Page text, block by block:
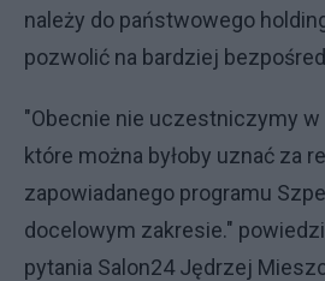
należy do państwowego
pozwolić na bardziej
"Obecnie nie uczestniczymy
które można byłoby uznać za
zapowiadanego programu
docelowym zakresie."
pytania Salon24 Jędrzej